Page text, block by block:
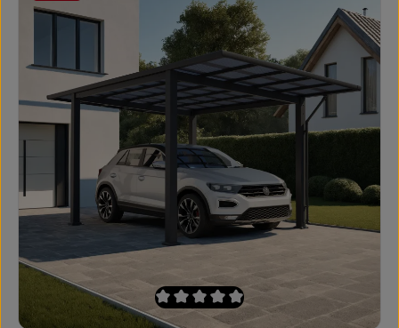
Durchschnittliche Bewertung von 0